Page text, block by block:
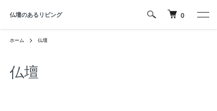
仏壇のあるリビング 0
ホーム 仏壇
仏壇